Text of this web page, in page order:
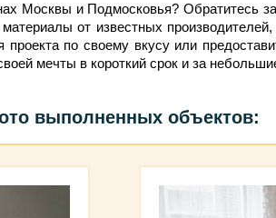
Москвы и Подмосковья?
от известных
проекта по своему вкусу или
мечты в короткий срок и за
выполненных объектов: